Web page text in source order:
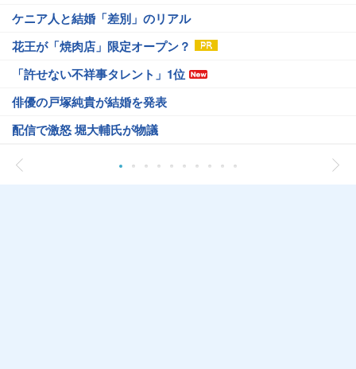
ケニア人と結婚「差別」のリアル
花王が「焼肉店」限定オープン？
「許せない不祥事タレント」1位
俳優の戸塚純貴が結婚を発表
配信で激怒 堀大輔氏が物議